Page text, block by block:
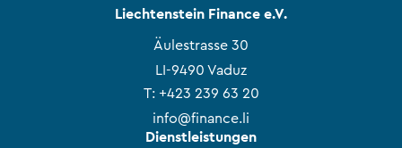
Liechtenstein Finance e.V.
Äulestrasse 30
LI-9490 Vaduz
T: +423 239 63 20
info@finance.li
Dienstleistungen